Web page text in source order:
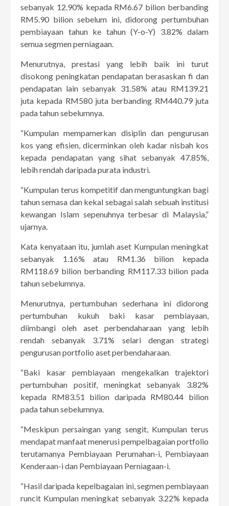
sebanyak 12.90% kepada RM6.67 bilion berbanding
RM5.90 bilion sebelum ini, didorong pertumbuhan
pembiayaan tahun ke tahun (Y-o-Y) 3.82% dalam
semua segmen perniagaan.
Menurutnya, prestasi yang lebih baik ini turut
disokong peningkatan pendapatan berasaskan fi dan
pendapatan lain sebanyak 31.58% atau RM139.21
juta kepada RM580 juta berbanding RM440.79 juta
pada tahun sebelumnya.
“Kumpulan mempamerkan disiplin dan pengurusan
kos yang efisien, dicerminkan oleh kadar nisbah kos
kepada pendapatan yang sihat sebanyak 47.85%,
lebih rendah daripada purata industri.
“Kumpulan terus kompetitif dan menguntungkan bagi
tahun semasa dan kekal sebagai salah sebuah institusi
kewangan Islam sepenuhnya terbesar di Malaysia,”
ujarnya.
Kata kenyataan itu, jumlah aset Kumpulan meningkat
sebanyak 1.16% atau RM1.36 bilion kepada
RM118.69 bilion berbanding RM117.33 bilion pada
tahun sebelumnya.
Menurutnya, pertumbuhan sederhana ini didorong
pertumbuhan kukuh baki kasar pembiayaan,
diimbangi oleh aset perbendaharaan yang lebih
rendah sebanyak 3.71% selari dengan strategi
pengurusan portfolio aset perbendaharaan.
“Baki kasar pembiayaan mengekalkan trajektori
pertumbuhan positif, meningkat sebanyak 3.82%
kepada RM83.51 bilion daripada RM80.44 bilion
pada tahun sebelumnya.
“Meskipun persaingan yang sengit, Kumpulan terus
mendapat manfaat menerusi pempelbagaian portfolio
terutamanya Pembiayaan Perumahan-i, Pembiayaan
Kenderaan-i dan Pembiayaan Perniagaan-i.
“Hasil daripada kepelbagaian ini, segmen pembiayaan
runcit Kumpulan meningkat sebanyak 3.22% kepada